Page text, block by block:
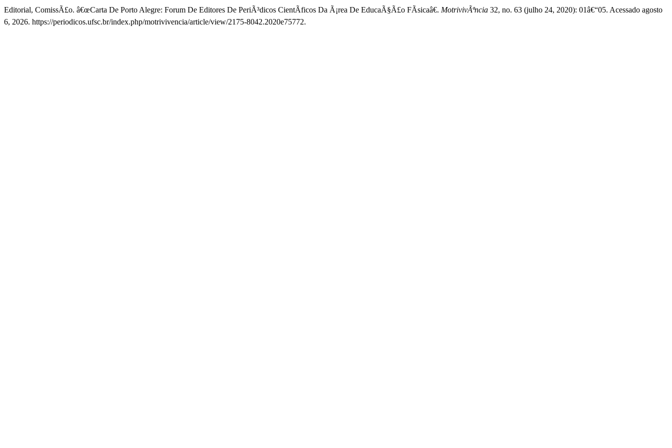
Editorial, ComissÃ£o. â€œCarta De Porto Alegre: Forum De Editores De PeriÃ³dicos CientÃ­ficos Da Ã¡rea De EducaÃ§Ã£o FÃ­sicaâ€. MotrivivÃªncia 32, no. 63 (julho 24, 2020): 01â€“05. Acessado agosto
6, 2026. https://periodicos.ufsc.br/index.php/motrivivencia/article/view/2175-8042.2020e75772.